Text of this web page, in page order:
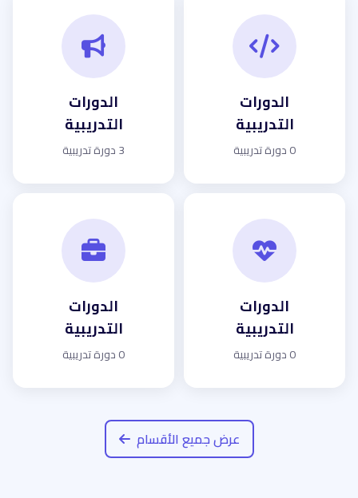
الدورات
التدريبية
0 دورة تدريبية
الدورات
التدريبية
3 دورة تدريبية
الدورات
التدريبية
0 دورة تدريبية
الدورات
التدريبية
0 دورة تدريبية
عرض جميع الأقسام